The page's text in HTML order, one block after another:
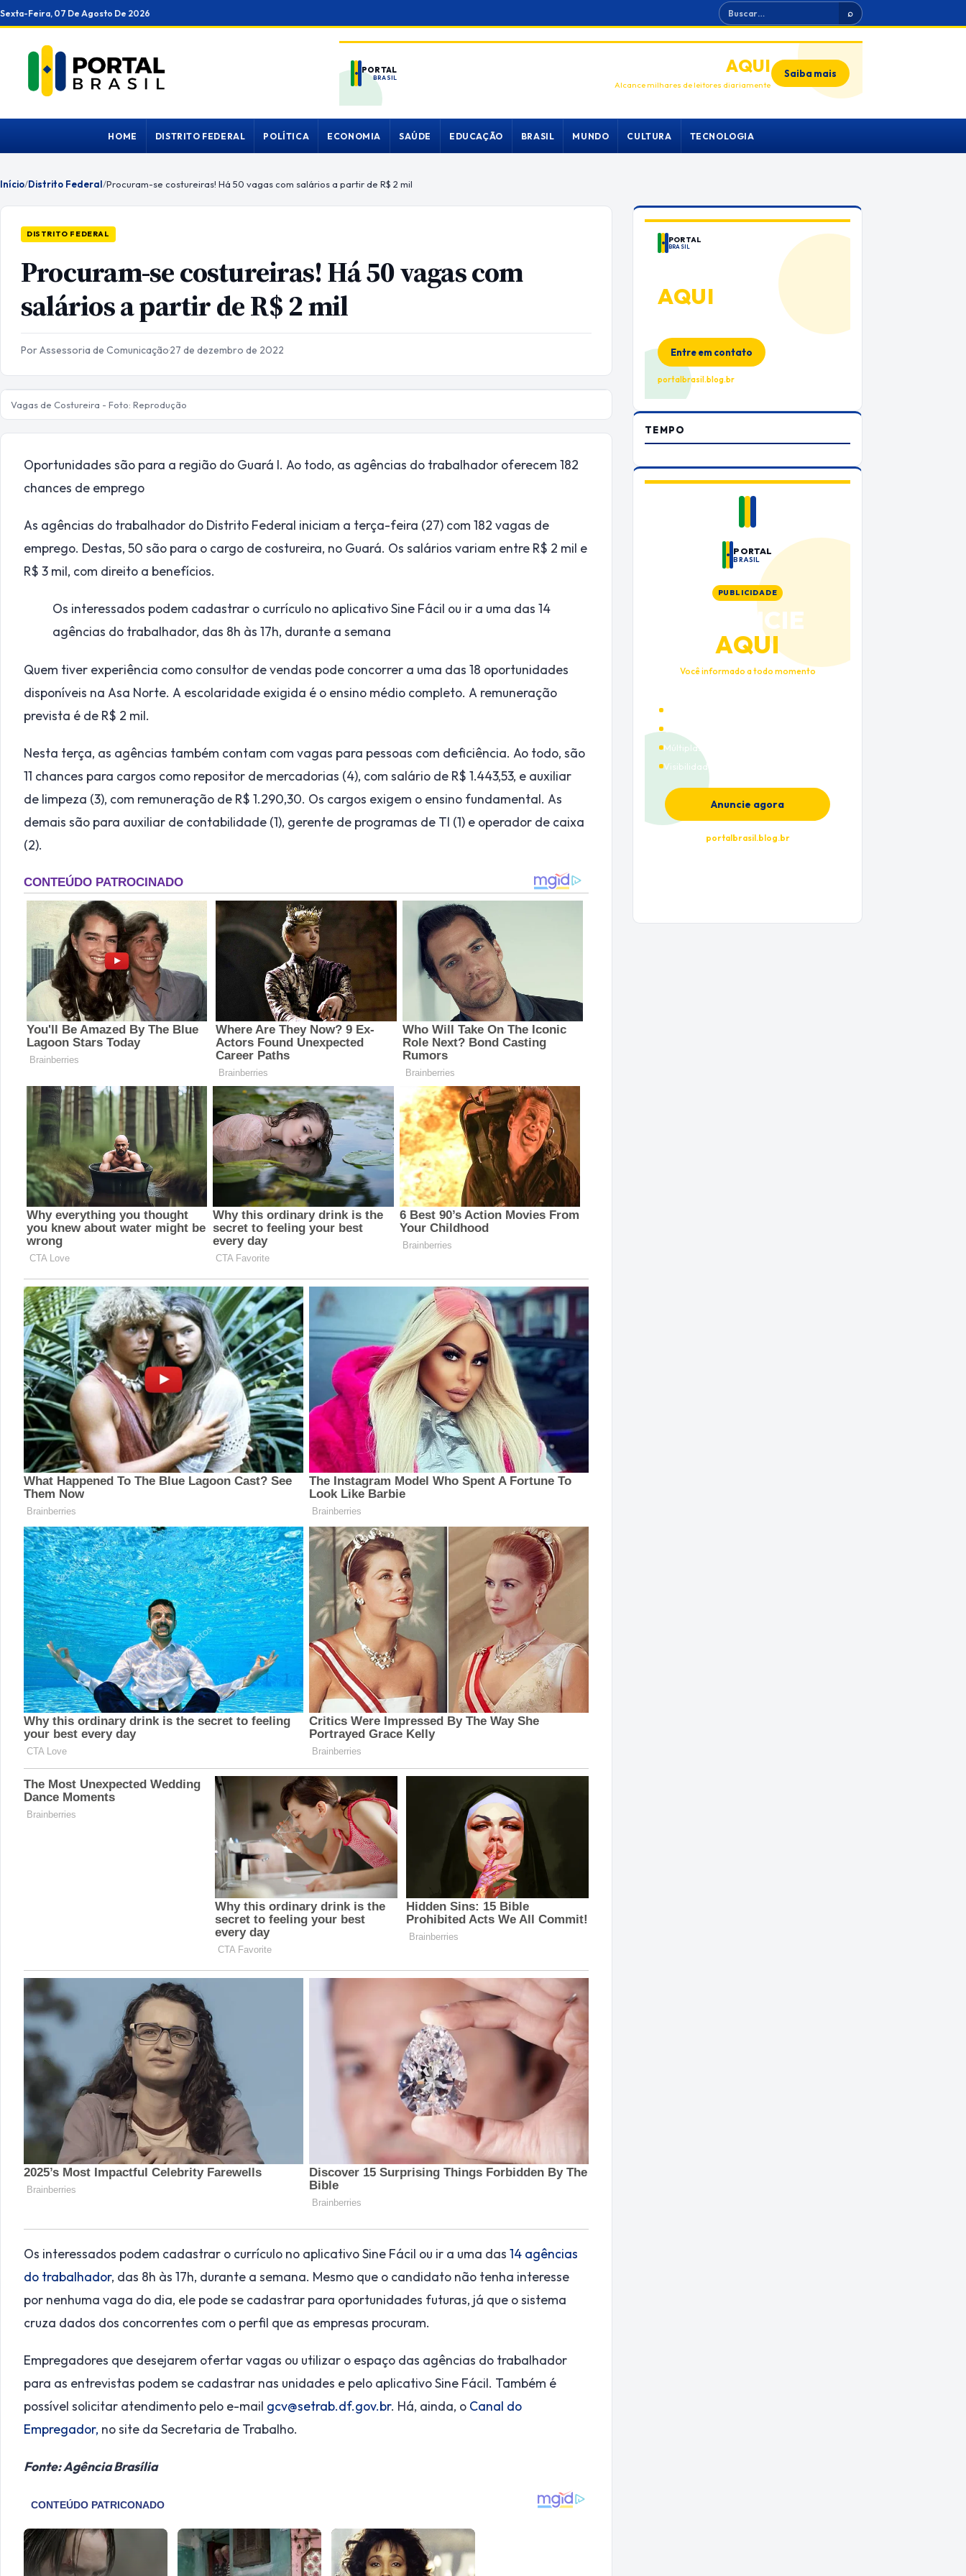
Ir
para
conteúdo
Sexta-Feira, 07 De Agosto De 2026 Buscar ⌕
PORTAL
BRASIL
ANUNCIEAQUI
Alcance milhares de leitores diariamente
Saiba mais
HOME DISTRITO FEDERAL POLÍTICA ECONOMIA SAÚDE EDUCAÇÃO BRASIL MUNDO CULTURA TECNOLOGIA
Início/Distrito Federal/Procuram-se costureiras! Há 50 vagas com salários a partir de R$ 2 mil
DISTRITO FEDERAL
Procuram-se costureiras! Há 50 vagas com
salários a partir de R$ 2 mil
Por Assessoria de Comunicação·27 de dezembro de 2022
Vagas de Costureira - Foto: Reprodução
Oportunidades são para a região do Guará I. Ao todo, as agências do trabalhador oferecem 182
chances de emprego
As agências do trabalhador do Distrito Federal iniciam a terça-feira (27) com 182 vagas de
emprego. Destas, 50 são para o cargo de costureira, no Guará. Os salários variam entre R$ 2 mil e
R$ 3 mil, com direito a benefícios.
Os interessados podem cadastrar o currículo no aplicativo Sine Fácil ou ir a uma das 14
agências do trabalhador, das 8h às 17h, durante a semana
Quem tiver experiência como consultor de vendas pode concorrer a uma das 18 oportunidades
disponíveis na Asa Norte. A escolaridade exigida é o ensino médio completo. A remuneração
prevista é de R$ 2 mil.
Nesta terça, as agências também contam com vagas para pessoas com deficiência. Ao todo, são
11 chances para cargos como repositor de mercadorias (4), com salário de R$ 1.443,53, e auxiliar
de limpeza (3), com remuneração de R$ 1.290,30. Os cargos exigem o ensino fundamental. As
demais são para auxiliar de contabilidade (1), gerente de programas de TI (1) e operador de caixa
(2).
Os interessados podem cadastrar o currículo no aplicativo Sine Fácil ou ir a uma das 14 agências
do trabalhador, das 8h às 17h, durante a semana. Mesmo que o candidato não tenha interesse
por nenhuma vaga do dia, ele pode se cadastrar para oportunidades futuras, já que o sistema
cruza dados dos concorrentes com o perfil que as empresas procuram.
Empregadores que desejarem ofertar vagas ou utilizar o espaço das agências do trabalhador
para as entrevistas podem se cadastrar nas unidades e pelo aplicativo Sine Fácil. Também é
possível solicitar atendimento pelo e-mail gcv@setrab.df.gov.br. Há, ainda, o Canal do
Empregador, no site da Secretaria de Trabalho.
Fonte: Agência Brasília
PORTAL
BRASIL
AQUI
Espaço premium para sua marca
Entre em contato
portalbrasil.blog.br
TEMPO
PORTAL
BRASIL
PUBLICIDADE
ANUNCIE
AQUI
Você informado a todo momento
Múltiplas categorias
Visibilidade premium
Anuncie agora
portalbrasil.blog.br